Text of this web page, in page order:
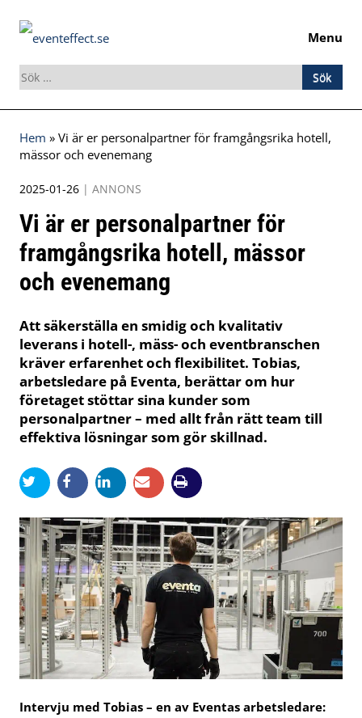
Menu
Sök
efter:
Skip
to
Hem » Vi är er personalpartner för framgångsrika hotell,
mässor och evenemang
2025-01-26 | ANNONS
Vi är er personalpartner för
framgångsrika hotell, mässor
och evenemang
Att säkerställa en smidig och kvalitativ
leverans i hotell-, mäss- och eventbranschen
kräver erfarenhet och flexibilitet. Tobias,
arbetsledare på Eventa, berättar om hur
företaget stöttar sina kunder som
personalpartner – med allt från rätt team till
effektiva lösningar som gör skillnad.
Intervju med Tobias – en av Eventas arbetsledare: